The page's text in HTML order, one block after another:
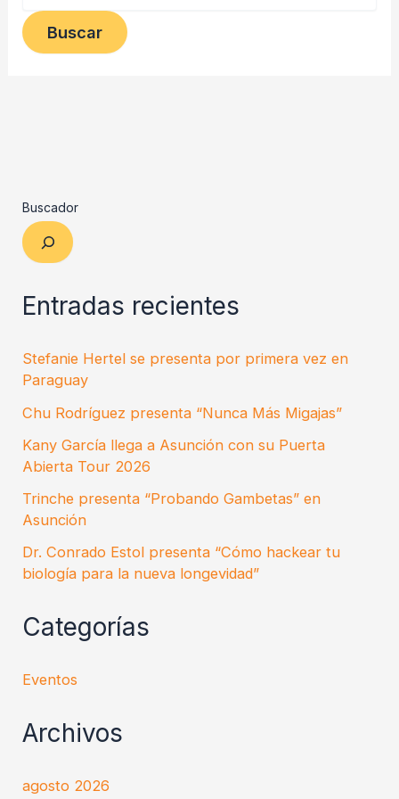
Buscador
Entradas recientes
Stefanie Hertel se presenta por primera vez en
Paraguay
Chu Rodríguez presenta “Nunca Más Migajas”
Kany García llega a Asunción con su Puerta
Abierta Tour 2026
Trinche presenta “Probando Gambetas” en
Asunción
Dr. Conrado Estol presenta “Cómo hackear tu
biología para la nueva longevidad”
Categorías
Eventos
Archivos
agosto 2026